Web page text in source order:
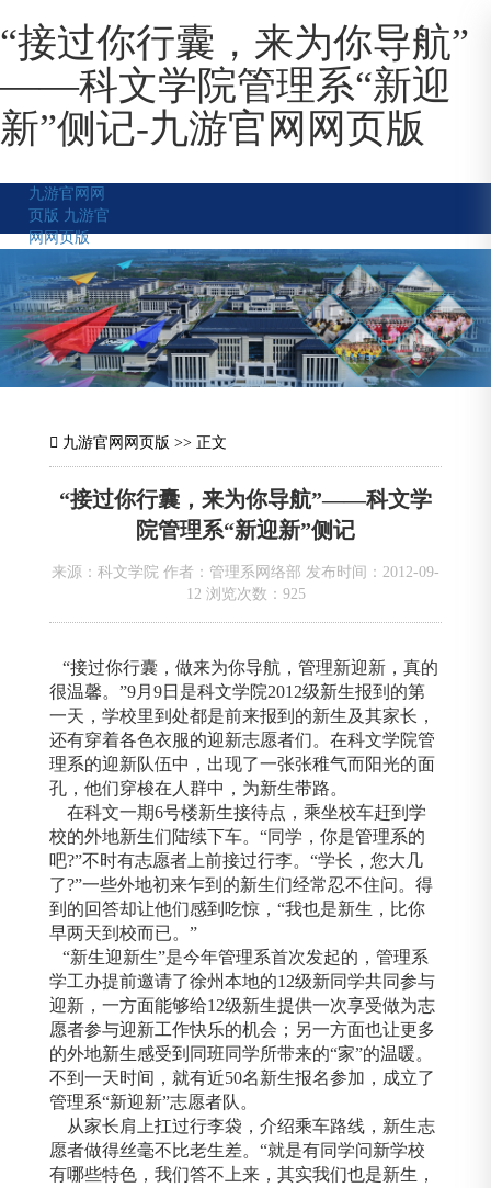
“接过你行囊，来为你导航”
——科文学院管理系“新迎
新”侧记-九游官网网页版
九游官网网
页版 九游官
网网页版
九游官网网页版 >> 正文
“接过你行囊，来为你导航”——科文学
院管理系“新迎新”侧记
来源：科文学院 作者：管理系网络部 发布时间：2012-09-
12 浏览次数： 925
“接过你行囊，做来为你导航，管理新迎新，真的
很温馨。”9月9日是科文学院2012级新生报到的第
一天，学校里到处都是前来报到的新生及其家长，
还有穿着各色衣服的迎新志愿者们。在科文学院管
理系的迎新队伍中，出现了一张张稚气而阳光的面
孔，他们穿梭在人群中，为新生带路。
在科文一期6号楼新生接待点，乘坐校车赶到学
校的外地新生们陆续下车。“同学，你是管理系的
吧?”不时有志愿者上前接过行李。“学长，您大几
了?”一些外地初来乍到的新生们经常忍不住问。得
到的回答却让他们感到吃惊，“我也是新生，比你
早两天到校而已。”
“新生迎新生”是今年管理系首次发起的，管理系
学工办提前邀请了徐州本地的12级新同学共同参与
迎新，一方面能够给12级新生提供一次享受做为志
愿者参与迎新工作快乐的机会；另一方面也让更多
的外地新生感受到同班同学所带来的“家”的温暖。
不到一天时间，就有近50名新生报名参加，成立了
管理系“新迎新”志愿者队。
从家长肩上扛过行李袋，介绍乘车路线，新生志
愿者做得丝毫不比老生差。“就是有同学问新学校
有哪些特色，我们答不上来，其实我们也是新生，